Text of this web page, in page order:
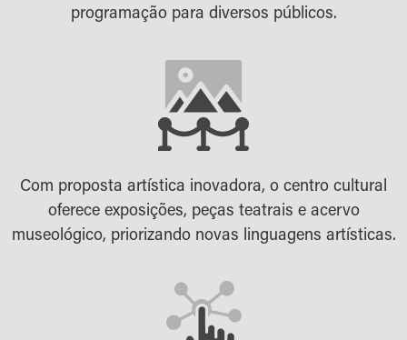
programação para diversos públicos.
Com proposta artística inovadora, o centro cultural
oferece exposições, peças teatrais e acervo
museológico, priorizando novas linguagens artísticas.